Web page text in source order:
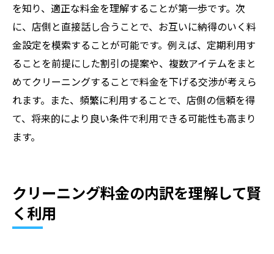
を知り、適正な料金を理解することが第一歩です。次
に、店側と直接話し合うことで、お互いに納得のいく料
金設定を模索することが可能です。例えば、定期利用す
ることを前提にした割引の提案や、複数アイテムをまと
めてクリーニングすることで料金を下げる交渉が考えら
れます。また、頻繁に利用することで、店側の信頼を得
て、将来的により良い条件で利用できる可能性も高まり
ます。
クリーニング料金の内訳を理解して賢
く利用